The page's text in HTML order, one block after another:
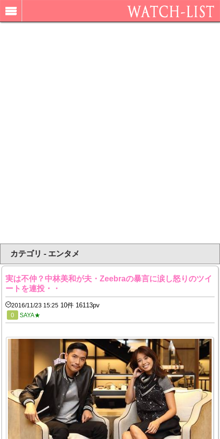
カテゴリ - エンタメ
実は不仲？中林美和が夫・Zeebraの暴言に涙し怒りのツイ
ートを連投・・
2016/11/23 15:25 10件 16113pv
0 SAYA★